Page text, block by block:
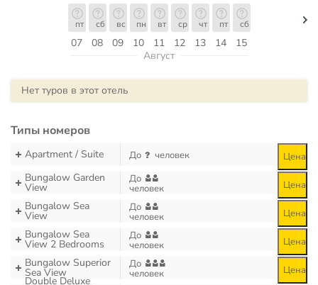
07
пт
08
сб
09
вс
10
пн
11
вт
12
ср
13
чт
14
пт
15
сб
Август
Нет туров в этот отель
Типы номеров
Apartment / Suite До человек Цена
Bungalow Garden
View
До
человек Цена
Bungalow Sea
View
До
человек Цена
Bungalow Sea
View 2 Bedrooms
До
человек Цена
Bungalow Superior
Sea View
До
человек Цена
Double Deluxe